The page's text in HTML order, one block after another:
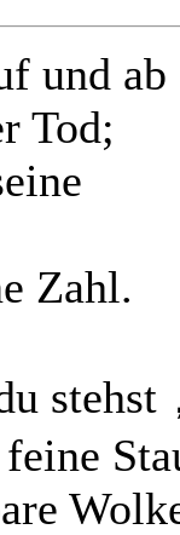
und ab
Tod;
Zahl.
stehst